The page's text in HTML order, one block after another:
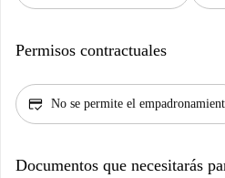
Permisos contractuales
credit_score No se permite el
Documentos que necesitarás